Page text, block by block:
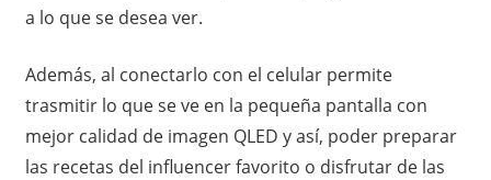
a lo que se desea ver.
Además, al conectarlo con el celular permite
trasmitir lo que se ve en la pequeña pantalla con
mejor calidad de imagen QLED y así, poder preparar
las recetas del influencer favorito o disfrutar de las